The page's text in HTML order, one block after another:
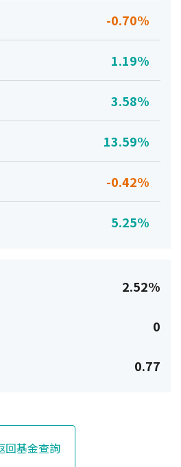
-0.70%
1.19%
3.58%
13.59%
-0.42%
5.25%
2.52%
0
0.77
回基金查詢